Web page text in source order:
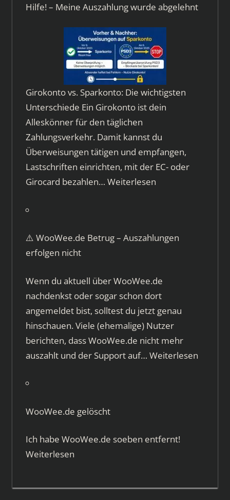
Hilfe! – Meine Auszahlung wurde abgelehnt
Girokonto vs. Sparkonto: Die wichtigsten
Unterschiede Ein Girokonto ist dein
Alleskönner für den täglichen
Zahlungsverkehr. Damit kannst du
Überweisungen tätigen und empfangen,
Lastschriften einrichten, mit der EC- oder
Girocard bezahlen… Weiterlesen
⚠️ WooWee.de Betrug – Auszahlungen
erfolgen nicht
Wenn du aktuell über WooWee.de
nachdenkst oder sogar schon dort
angemeldet bist, solltest du jetzt genau
hinschauen. Viele (ehemalige) Nutzer
berichten, dass WooWee.de nicht mehr
auszahlt und der Support auf… Weiterlesen
WooWee.de gelöscht
Ich habe WooWee.de soeben entfernt!
Weiterlesen